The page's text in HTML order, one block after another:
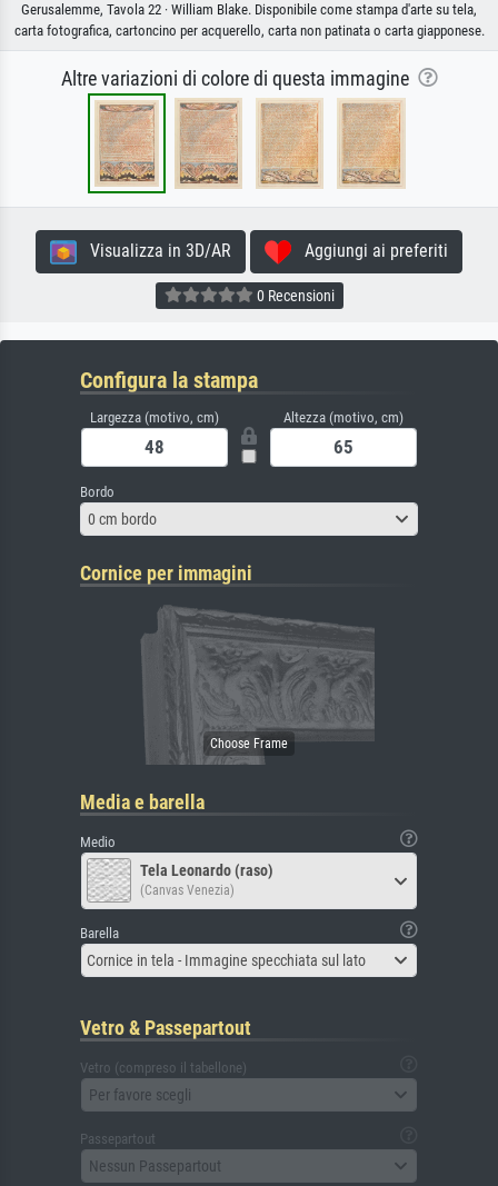
Gerusalemme, Tavola 22 · William Blake. Disponibile come stampa d'arte su tela,
carta fotografica, cartoncino per acquerello, carta non patinata o carta giapponese.
Altre variazioni di colore di questa immagine
Visualizza in 3D/AR Aggiungi ai preferiti
0 Recensioni
Configura la stampa
Largezza (motivo, cm) Altezza (motivo, cm)
Bordo
0 cm bordo
Cornice per immagini
Media e barella
Medio
Tela Leonardo (raso)
(Canvas Venezia)
Barella
Cornice in tela - Immagine specchiata sul lato
Vetro & Passepartout
Vetro (compreso il tabellone)
Per favore scegli
Passepartout
Nessun Passepartout